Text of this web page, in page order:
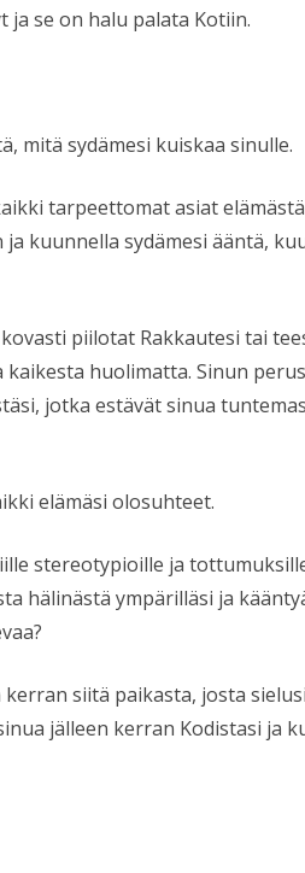
se on halu palata Kotiin.
mitä sydämesi kuiskaa sinulle.
tarpeettomat asiat
kuunnella sydämesi ääntä,
piilotat Rakkautesi tai
huolimatta. Sinun
jotka estävät sinua
elämäsi olosuhteet.
stereotypioille ja
hälinästä ympärilläsi ja
siitä paikasta, josta
jälleen kerran Kodistasi ja